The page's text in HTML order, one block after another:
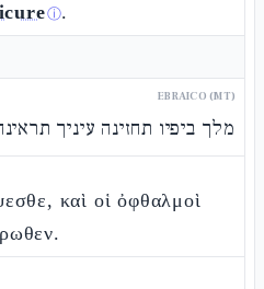
ⓘ.
EBRAICO (MT)
מלך ביפיו תחזינה עיניך
καὶ οἱ ὀφθαλμοὶ